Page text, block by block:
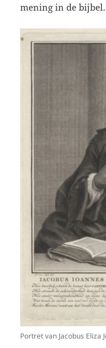
mening in de bijbel.
Portret van Jacobus Eliza